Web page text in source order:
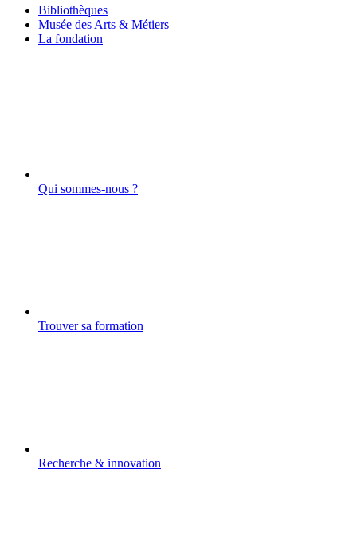
Bibliothèques
Musée des Arts & Métiers
La fondation
Qui sommes-nous ?
Trouver sa formation
Recherche & innovation